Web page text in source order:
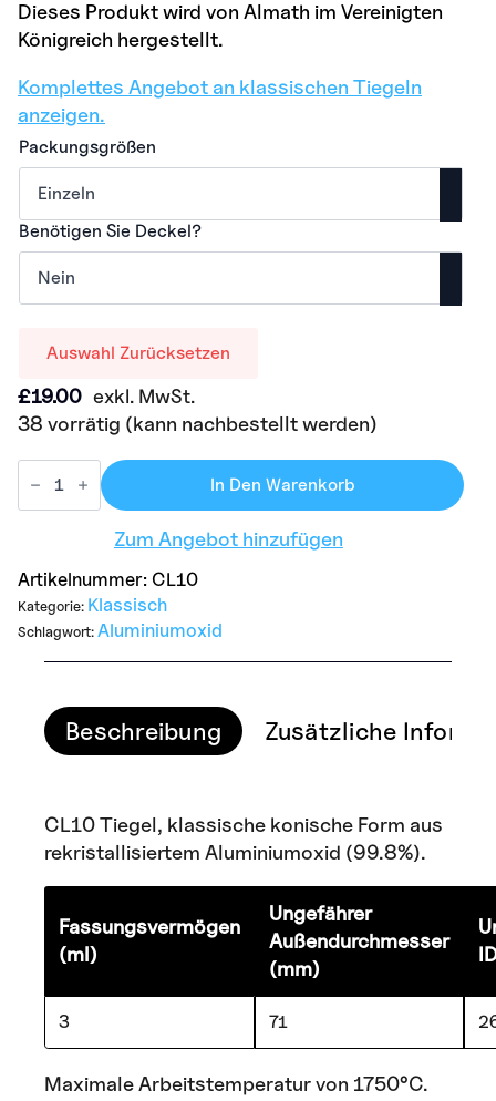
Dieses Produkt wird von Almath im Vereinigten
Königreich hergestellt.
Komplettes Angebot an klassischen Tiegeln
anzeigen.
Packungsgrößen
Benötigen Sie Deckel?
Auswahl Zurücksetzen
£19.00 exkl. MwSt.
38 vorrätig (kann nachbestellt werden)
In Den Warenkorb
Zum Angebot hinzufügen
Artikelnummer: CL10
Kategorie: Klassisch
Schlagwort: Aluminiumoxid
Beschreibung Zusätzliche
CL10 Tiegel, klassische konische Form aus
rekristallisiertem Aluminiumoxid (99.8%).
Fassungsvermögen
(ml)
Ungefährer
Außendurchmesser
(mm)
3 71
Maximale Arbeitstemperatur von 1750°C.